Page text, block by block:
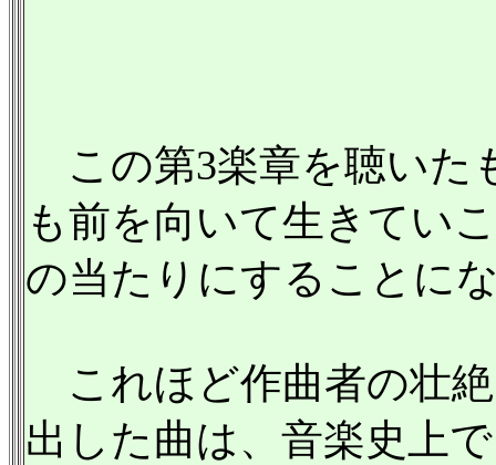
この第3楽章を聴いた
も前を向いて生きてい
の当たりにすることに
これほど作曲者の壮
出した曲は、音楽史上